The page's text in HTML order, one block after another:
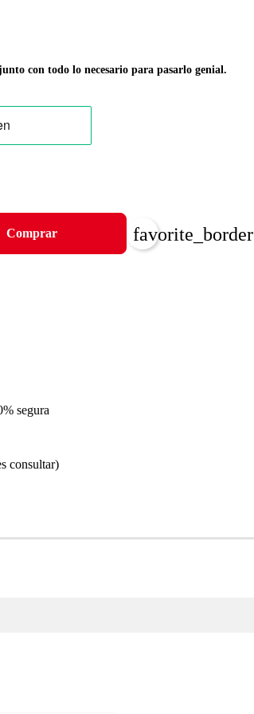
con todo lo necesario para pasarlo genial.
Comprar favorite_border
segura
consultar)